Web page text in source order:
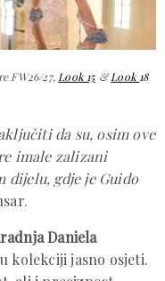
FW26/27,Look 15 &Look 18
da su, osim ove
imale zalizani
dijelu, gdje je Guido
Daniela
kolekciji jasno osjeti.